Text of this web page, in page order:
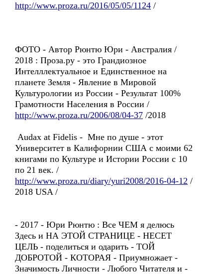
http://www.proza.ru/2016/05/05/1124 /
ФОТО - Автор Рюнтю Юри - Австралия /
2018 : Проза.ру - это Грандиозное
Интелллектуальное и Единственное на
планете Земля - Явление в Мировой
Культурологии из России - Результат 100%
Грамотности Населения в России /
http://www.proza.ru/2006/08/04-37 /2018
Audax at Fidelis - Мне по душе - этот
Университет в Калифорнии США с моими 62
книгами по Культуре и Истории России с 10
по 21 век. /
http://www.proza.ru/diary/yuri2008/2016-04-12 /
2018 USA /
- 2017 - Юри Рюнтю : Все ЧЕМ я делюсь
Здесь и НА ЭТОЙ СТРАНИЦЕ - НЕСЕТ
ЦЕЛЬ - поделиться и одарить - ТОЙ
ДОБРОТОЙ - КОТОРАЯ - Приумножает -
Значимость Личности - Любого Читателя и -